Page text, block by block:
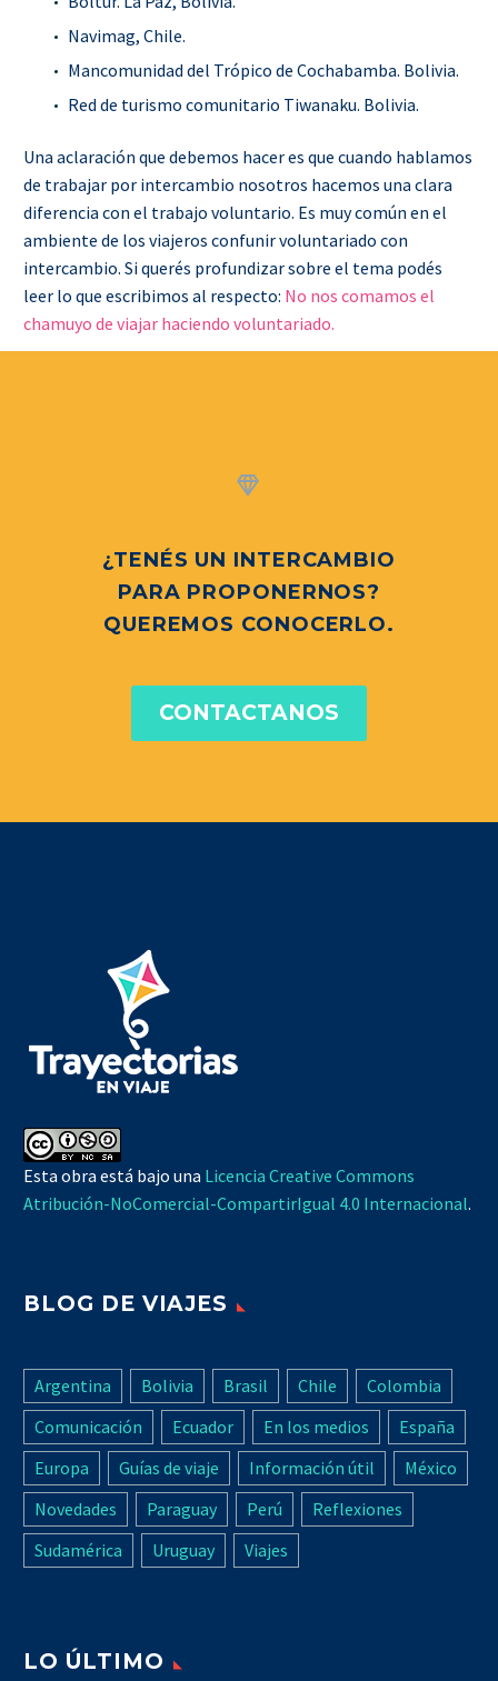
Navimag, Chile.
Mancomunidad del Trópico de Cochabamba. Bolivia.
Red de turismo comunitario Tiwanaku. Bolivia.
Una aclaración que debemos hacer es que cuando hablamos
de trabajar por intercambio nosotros hacemos una clara
diferencia con el trabajo voluntario. Es muy común en el
ambiente de los viajeros confunir voluntariado con
intercambio. Si querés profundizar sobre el tema podés
leer lo que escribimos al respecto: No nos comamos el
chamuyo de viajar haciendo voluntariado.


¿TENÉS UN INTERCAMBIO
PARA PROPONERNOS?
QUEREMOS CONOCERLO.
CONTACTANOS
Esta obra está bajo una Licencia Creative Commons
Atribución-NoComercial-CompartirIgual 4.0 Internacional.
BLOG DE VIAJES
Argentina Bolivia Brasil Chile
Colombia
Comunicación
Ecuador En los medios
España
Europa
Guías de viaje Información útil
México
Novedades
Paraguay Perú
Reflexiones
Sudamérica
Uruguay Viajes
LO ÚLTIMO